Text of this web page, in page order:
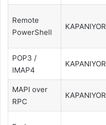
Remote
PowerShell
KAPANIYOR
POP3 /
IMAP4
KAPANIYOR
MAPI over
RPC
KAPANIYOR